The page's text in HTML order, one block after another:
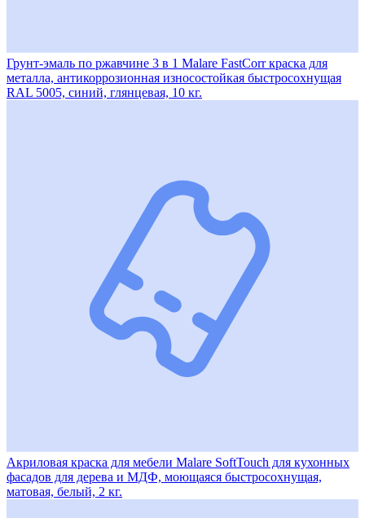
Грунт-эмаль по ржавчине 3 в 1 Malare FastCorr краска для
металла, антикоррозионная износостойкая быстросохнущая
RAL 5005, синий, глянцевая, 10 кг.
Акриловая краска для мебели Malare SoftTouch для кухонных
фасадов для дерева и МДФ, моющаяся быстросохнущая,
матовая, белый, 2 кг.